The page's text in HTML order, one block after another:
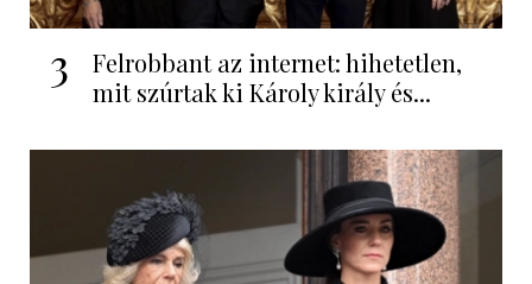
3
Felrobbant az internet: hihetetlen,
mit szúrtak ki Károly király és...